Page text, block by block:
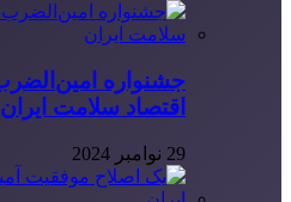
اقتصاد سلامت ایران
29 نوامبر 2024